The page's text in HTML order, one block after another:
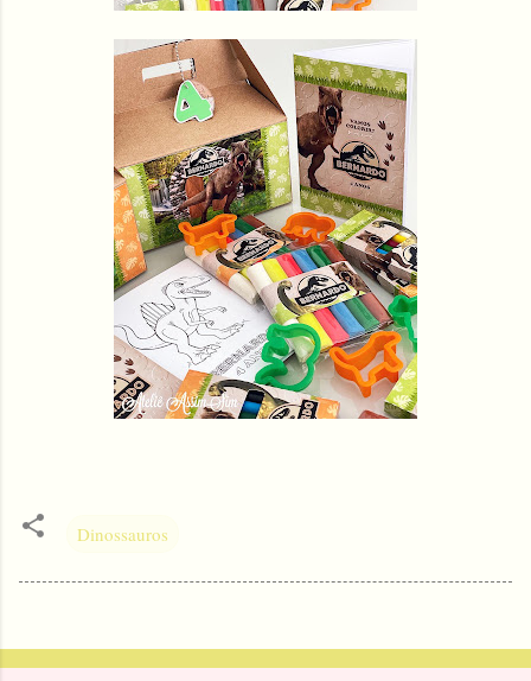
Dinossauros